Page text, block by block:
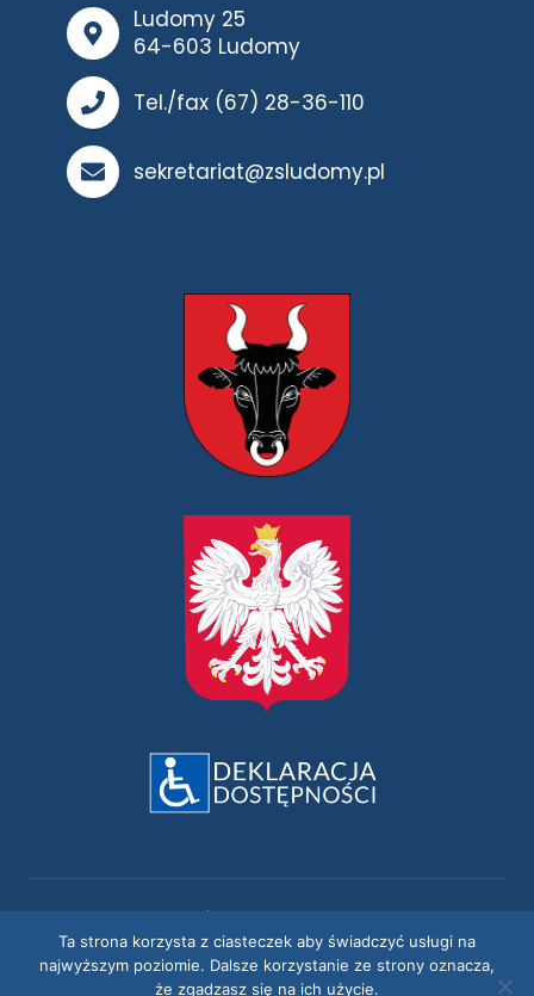
Ludomy 25
64-603 Ludomy
Tel./fax (67) 28-36-110
sekretariat@zsludomy.pl
© 2026Zespół Szkolno-Przedszkolny w
Ludomach
Ta strona korzysta z ciasteczek aby świadczyć usługi na
najwyższym poziomie. Dalsze korzystanie ze strony oznacza,
że zgadzasz się na ich użycie.